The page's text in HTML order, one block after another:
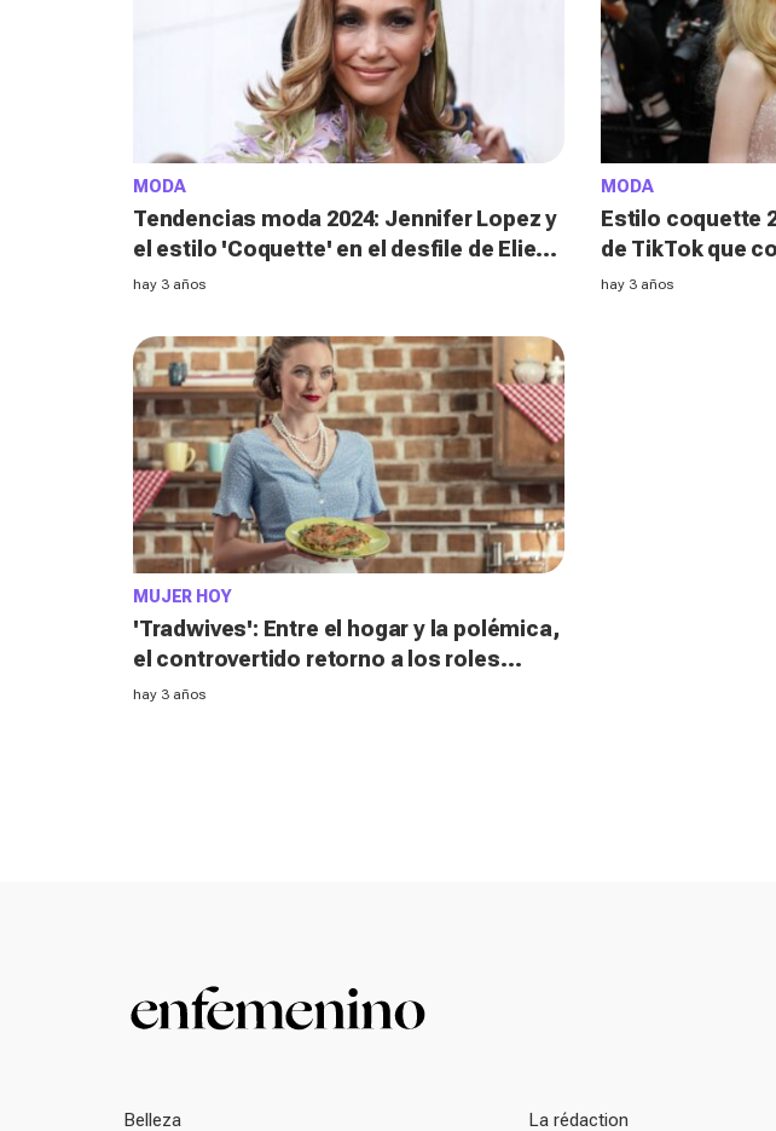
MODA
Tendencias moda 2024: Jennifer Lopez y
el estilo 'Coquette' en el desfile de Elie
Saab
hay 3 años
MODA
Estilo coquette
de TikTok que
Z
hay 3 años
MUJER HOY
'Tradwives': Entre el hogar y la polémica,
el controvertido retorno a los roles
tradicionales en pleno 2023
hay 3 años
Belleza La rédaction